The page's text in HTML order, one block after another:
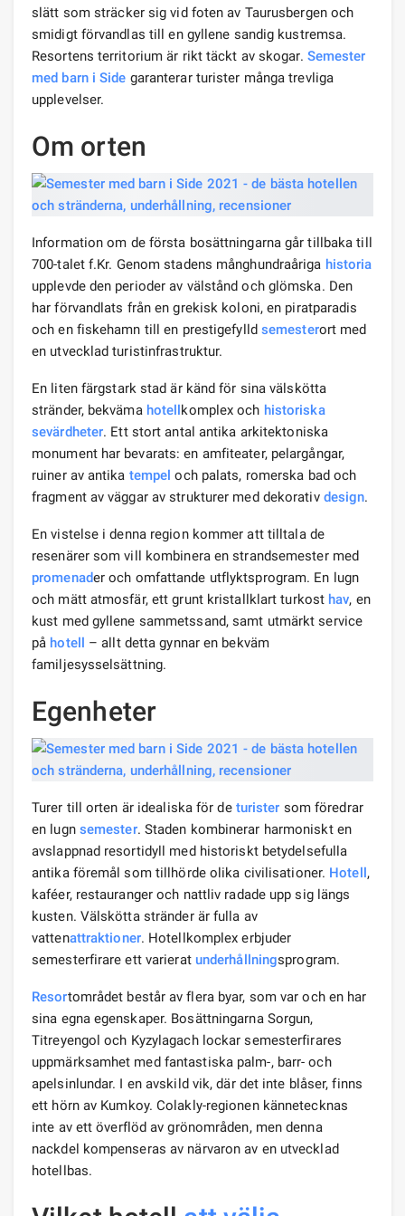
slätt som sträcker sig vid foten av Taurusbergen och
smidigt förvandlas till en gyllene sandig kustremsa.
Resortens territorium är rikt täckt av skogar. Semester
med barn i Side garanterar turister många trevliga
upplevelser.
Om orten
Information om de första bosättningarna går tillbaka till
700-talet f.Kr. Genom stadens månghundraåriga historia
upplevde den perioder av välstånd och glömska. Den
har förvandlats från en grekisk koloni, en piratparadis
och en fiskehamn till en prestigefylld semesterort med
en utvecklad turistinfrastruktur.
En liten färgstark stad är känd för sina välskötta
stränder, bekväma hotellkomplex och historiska
sevärdheter. Ett stort antal antika arkitektoniska
monument har bevarats: en amfiteater, pelargångar,
ruiner av antika tempel och palats, romerska bad och
fragment av väggar av strukturer med dekorativ design.
En vistelse i denna region kommer att tilltala de
resenärer som vill kombinera en strandsemester med
promenader och omfattande utflyktsprogram. En lugn
och mätt atmosfär, ett grunt kristallklart turkost hav, en
kust med gyllene sammetssand, samt utmärkt service
på hotell – allt detta gynnar en bekväm
familjesysselsättning.
Egenheter
Turer till orten är idealiska för de turister som föredrar
en lugn semester. Staden kombinerar harmoniskt en
avslappnad resortidyll med historiskt betydelsefulla
antika föremål som tillhörde olika civilisationer. Hotell,
kaféer, restauranger och nattliv radade upp sig längs
kusten. Välskötta stränder är fulla av
vattenattraktioner. Hotellkomplex erbjuder
semesterfirare ett varierat underhållningsprogram.
Resortområdet består av flera byar, som var och en har
sina egna egenskaper. Bosättningarna Sorgun,
Titreyengol och Kyzylagach lockar semesterfirares
uppmärksamhet med fantastiska palm-, barr- och
apelsinlundar. I en avskild vik, där det inte blåser, finns
ett hörn av Kumkoy. Colakly-regionen kännetecknas
inte av ett överflöd av grönområden, men denna
nackdel kompenseras av närvaron av en utvecklad
hotellbas.